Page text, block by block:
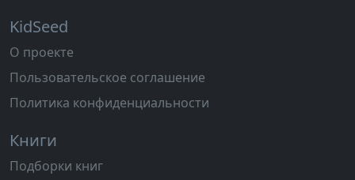
KidSeed
О проекте
Пользовательское соглашение
Политика конфиденциальности
Книги
Подборки книг